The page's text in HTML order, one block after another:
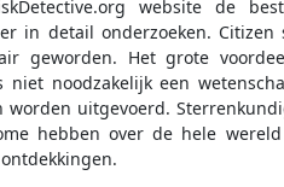
website de
in detail onderzoeken.
geworden. Het grote
noodzakelijk een
uitgevoerd.
hebben over de hele